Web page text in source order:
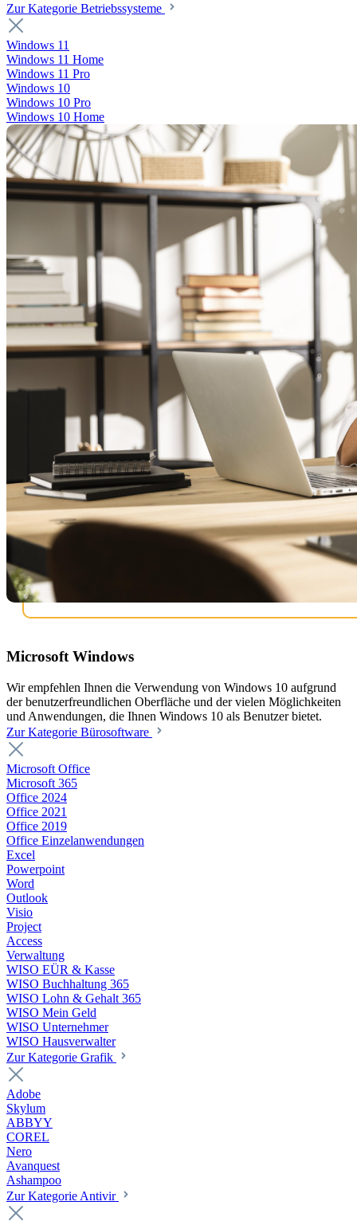
Zur Kategorie Betriebssysteme
Windows 11
Windows 11 Home
Windows 11 Pro
Windows 10
Windows 10 Pro
Windows 10 Home
Microsoft Windows
Wir empfehlen Ihnen die Verwendung von Windows 10 aufgrund
der benutzerfreundlichen Oberfläche und der vielen Möglichkeiten
und Anwendungen, die Ihnen Windows 10 als Benutzer bietet.
Zur Kategorie Bürosoftware
Microsoft Office
Microsoft 365
Office 2024
Office 2021
Office 2019
Office Einzelanwendungen
Excel
Powerpoint
Word
Outlook
Visio
Project
Access
Verwaltung
WISO EÜR & Kasse
WISO Buchhaltung 365
WISO Lohn & Gehalt 365
WISO Mein Geld
WISO Unternehmer
WISO Hausverwalter
Zur Kategorie Grafik
Adobe
Skylum
ABBYY
COREL
Nero
Avanquest
Ashampoo
Zur Kategorie Antivir